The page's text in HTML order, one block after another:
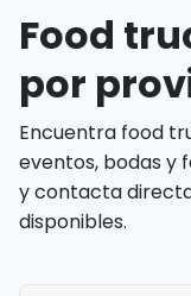
Food
por
Encuentra food
eventos, bodas y
y contacta
disponibles.